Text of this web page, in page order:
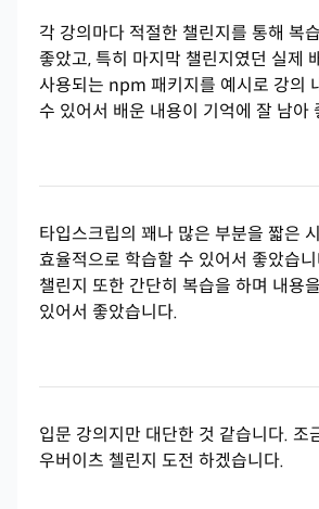
각 강의마다 적절한 챌린지를 통해 복
좋았고, 특히 마지막 챌린지였던 실제
사용되는 npm 패키지를 예시로 강의
수 있어서 배운 내용이 기억에 잘 남아
타입스크립의 꽤나 많은 부분을 짧은
효율적으로 학습할 수 있어서 좋았습
챌린지 또한 간단히 복습을 하며 내용
있어서 좋았습니다.
입문 강의지만 대단한 것 같습니다. 조
우버이츠 첼린지 도전 하겠습니다.